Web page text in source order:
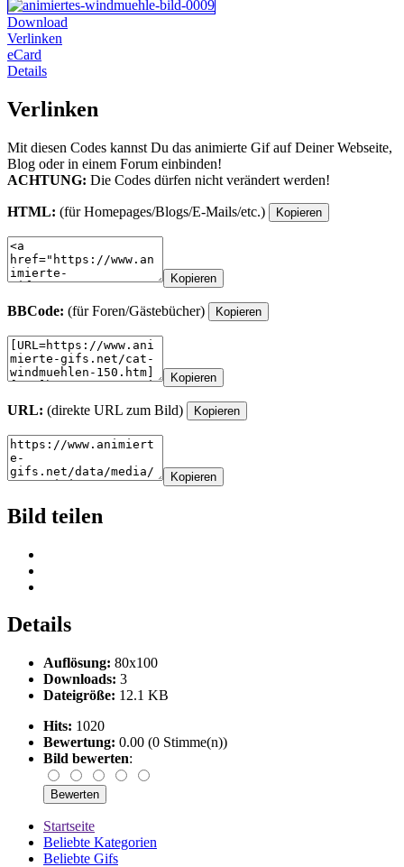
Download
Verlinken
eCard
Details
Verlinken
Mit diesen Codes kannst Du das animierte Gif auf Deiner Webseite,
Blog oder in einem Forum einbinden!
ACHTUNG: Die Codes dürfen nicht verändert werden!
HTML: (für Homepages/Blogs/E-Mails/etc.) Kopieren
Kopieren
BBCode: (für Foren/Gästebücher) Kopieren
Kopieren
URL: (direkte URL zum Bild) Kopieren
Kopieren
Bild teilen
Details
Auflösung: 80x100
Downloads: 3
Dateigröße: 12.1 KB
Hits: 1020
Bewertung: 0.00 (0 Stimme(n))
Bild bewerten:
Startseite
Beliebte Kategorien
Beliebte Gifs